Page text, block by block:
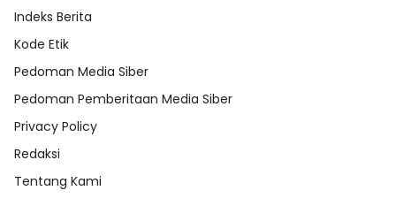
Indeks Berita
Kode Etik
Pedoman Media Siber
Pedoman Pemberitaan Media Siber
Privacy Policy
Redaksi
Tentang Kami